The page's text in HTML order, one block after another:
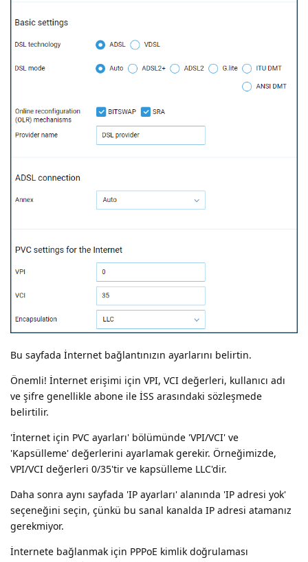
Bu sayfada İnternet bağlantınızın ayarlarını belirtin.
Önemli! İnternet erişimi için VPI, VCI değerleri, kullanıcı adı
ve şifre genellikle abone ile İSS arasındaki sözleşmede
belirtilir.
'İnternet için PVC ayarları' bölümünde 'VPI/VCI' ve
'Kapsülleme' değerlerini ayarlamak gerekir. Örneğimizde,
VPI/VCI değerleri 0/35'tir ve kapsülleme LLC'dir.
Daha sonra aynı sayfada 'IP ayarları' alanında 'IP adresi yok'
seçeneğini seçin, çünkü bu sanal kanalda IP adresi atamanız
gerekmiyor.
İnternete bağlanmak için PPPoE kimlik doğrulaması